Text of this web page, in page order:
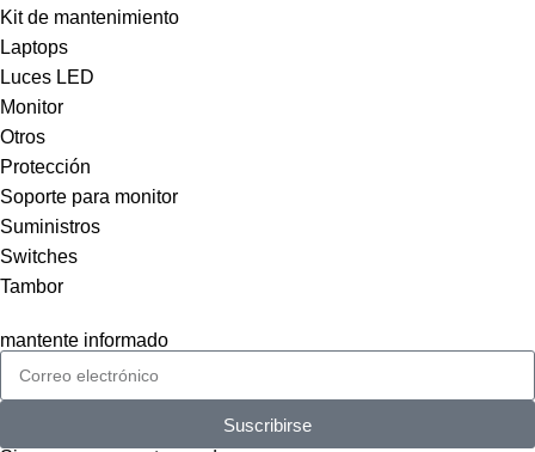
Kit de mantenimiento
Laptops
Luces LED
Monitor
Otros
Protección
Soporte para monitor
Suministros
Switches
Tambor
mantente informado
Suscribirse